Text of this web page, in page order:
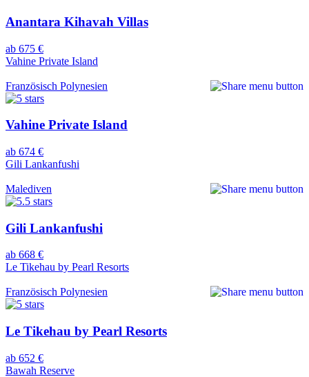
Anantara Kihavah Villas
ab 675 €
Vahine Private Island
Französisch Polynesien
Vahine Private Island
ab 674 €
Gili Lankanfushi
Malediven
Gili Lankanfushi
ab 668 €
Le Tikehau by Pearl Resorts
Französisch Polynesien
Le Tikehau by Pearl Resorts
ab 652 €
Bawah Reserve